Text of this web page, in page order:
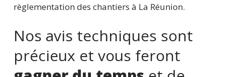
règlementation des chantiers à La Réunion.
Nos avis techniques sont
précieux et vous feront